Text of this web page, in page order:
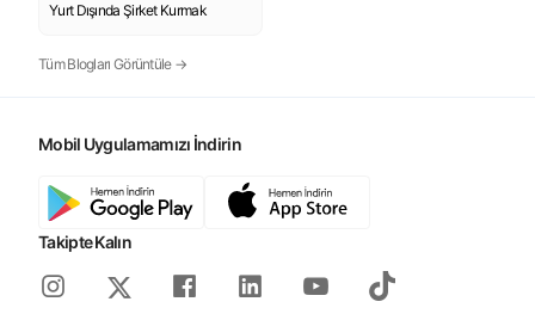
Yurt Dışında Şirket Kurmak
Tüm Blogları Görüntüle →
Mobil Uygulamamızı İndirin
Takipte Kalın
Instagram
X FacebookLinkedinYoutubeTiktok